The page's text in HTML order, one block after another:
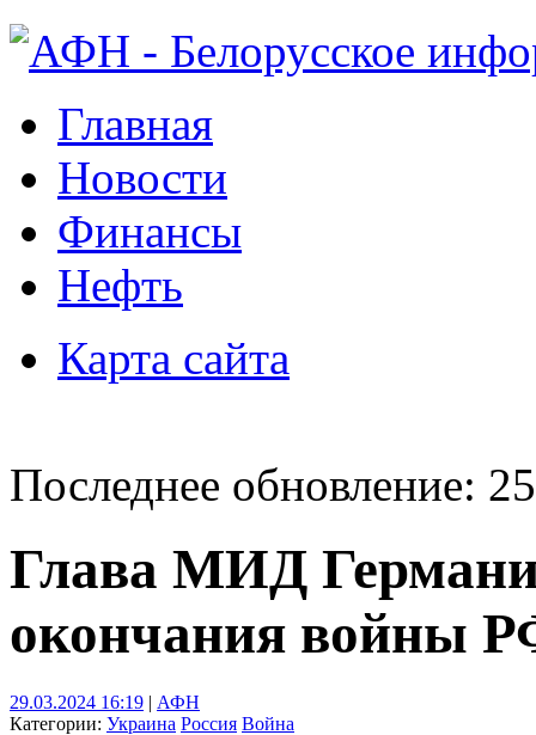
Главная
Новости
Финансы
Нефть
Карта сайта
Последнее обновление:
Глава МИД
окончания войны
29.03.2024 16:19 | АФН
Категории: Украина Россия Война